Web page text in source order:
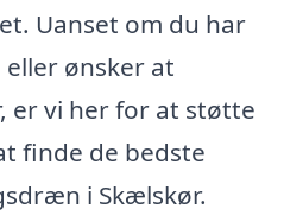
Uanset om du har
ønsker at
er vi her for at støtte
finde de bedste
i Skælskør.